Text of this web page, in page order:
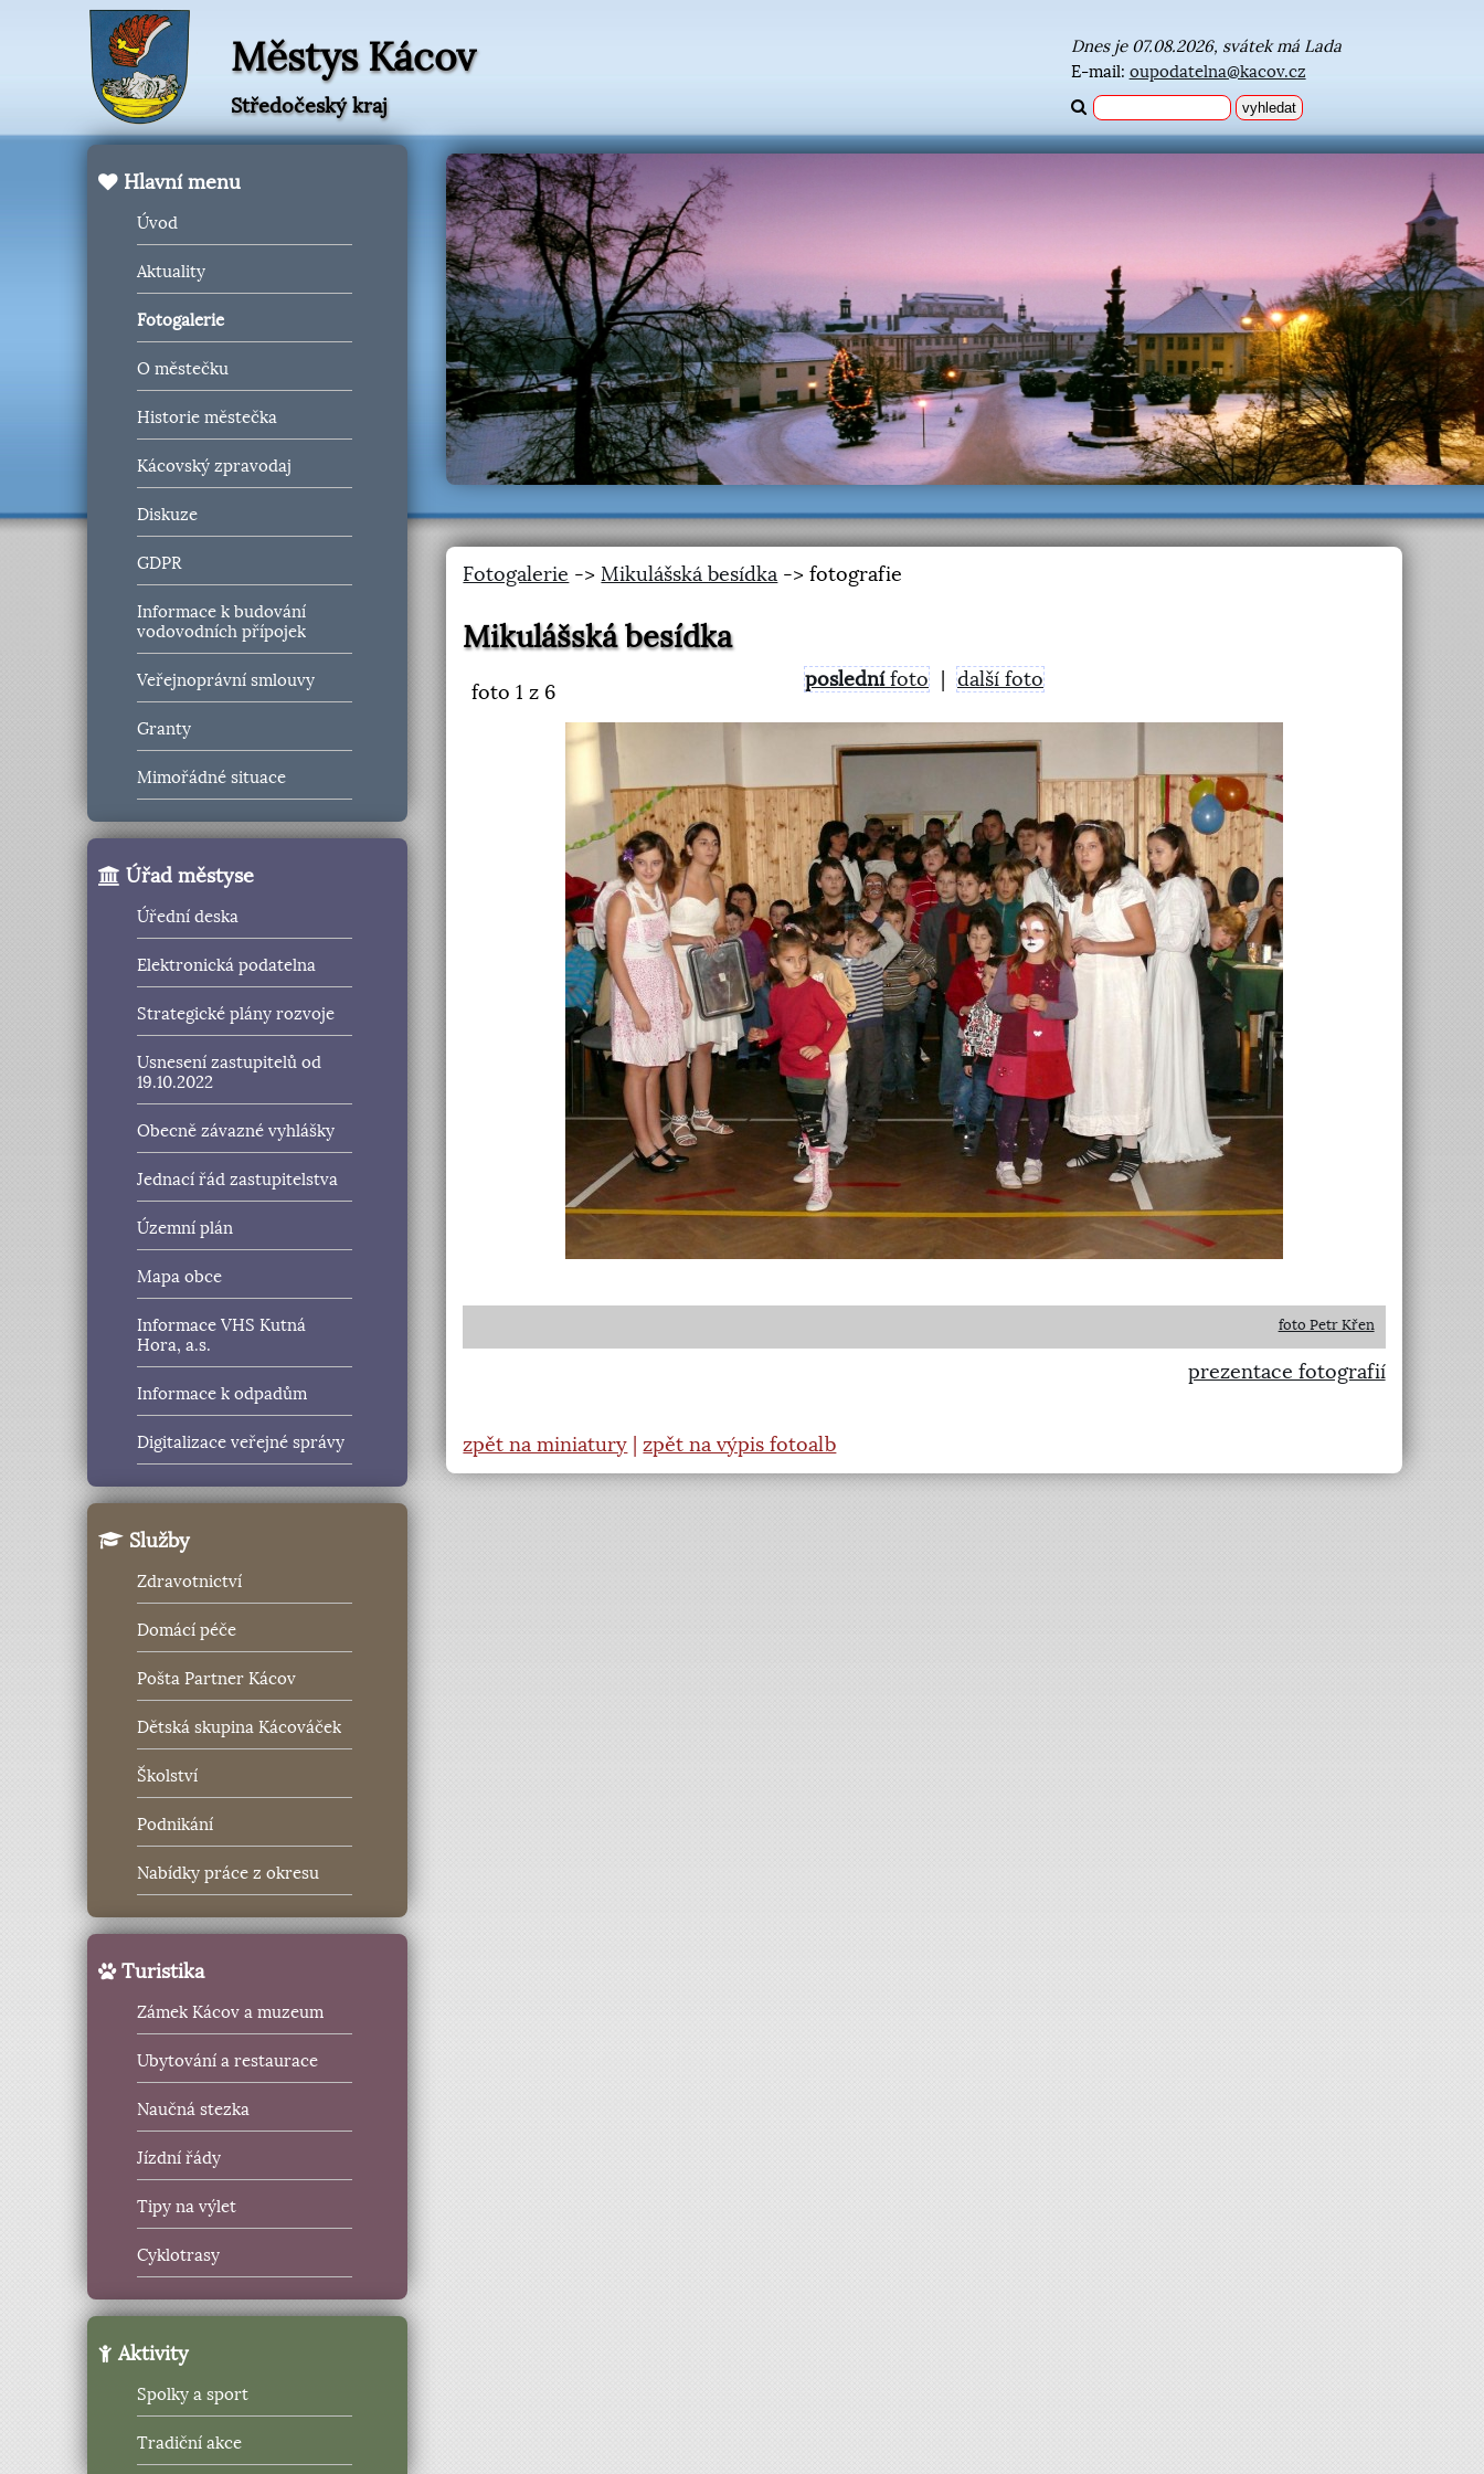
Městys Kácov
Středočeský kraj
Dnes je 07.08.2026, svátek má Lada
E-mail: oupodatelna@kacov.cz
Hlavní menu
Úvod
Aktuality
Fotogalerie
O městečku
Historie městečka
Kácovský zpravodaj
Diskuze
GDPR
Informace k budování
vodovodních přípojek
Veřejnoprávní smlouvy
Granty
Mimořádné situace
Úřad městyse
Úřední deska
Elektronická podatelna
Strategické plány rozvoje
Usnesení zastupitelů od
19.10.2022
Obecně závazné vyhlášky
Jednací řád zastupitelstva
Územní plán
Mapa obce
Informace VHS Kutná
Hora, a.s.
Informace k odpadům
Digitalizace veřejné správy
Služby
Zdravotnictví
Domácí péče
Pošta Partner Kácov
Dětská skupina Kácováček
Školství
Podnikání
Nabídky práce z okresu
Turistika
Zámek Kácov a muzeum
Ubytování a restaurace
Naučná stezka
Jízdní řády
Tipy na výlet
Cyklotrasy
Aktivity
Spolky a sport
Tradiční akce
Fotogalerie ->Mikulášská besídka -> fotografie
Mikulášská besídka
foto1 z 6
poslednífoto další foto
< >
foto Petr Křen
prezentace fotografií
zpět na miniatury |zpět na výpis fotoalb